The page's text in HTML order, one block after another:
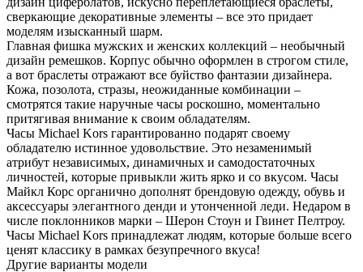
сверкающие декоративные элементы – все это придает
моделям изысканный шарм.
Главная фишка мужских и женских коллекций – необычный
дизайн ремешков. Корпус обычно оформлен в строгом стиле,
а вот браслеты отражают все буйство фантазии дизайнера.
Кожа, позолота, стразы, неожиданные комбинации –
смотрятся такие наручные часы роскошно, моментально
притягивая внимание к своим обладателям.
Часы Michael Kors гарантированно подарят своему
обладателю истинное удовольствие. Это незаменимый
атрибут независимых, динамичных и самодостаточных
личностей, которые привыкли жить ярко и со вкусом. Часы
Майкл Корс органично дополнят брендовую одежду, обувь и
аксессуары элегантного денди и утонченной леди. Недаром в
числе поклонников марки – Шерон Стоун и Гвинет Пелтроу.
Часы Michael Kors принадлежат людям, которые больше всего
ценят классику в рамках безупречного вкуса!
Другие варианты модели